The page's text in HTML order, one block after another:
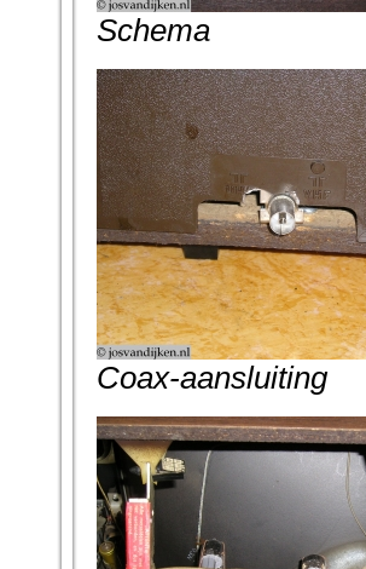
Schema
Coax-aansluiting